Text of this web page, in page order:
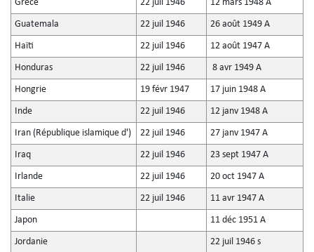
Grèce 22 juil 1946 12 mars 1948 A
Guatemala 22 juil 1946 26 août 1949 A
Haïti 22 juil 1946 12 août 1947 A
Honduras 22 juil 1946 8 avr 1949 A
Hongrie 19 févr 1947 17 juin 1948 A
Inde 22 juil 1946 12 janv 1948 A
Iran (République islamique d') 22 juil 1946 27 janv 1947 A
Iraq 22 juil 1946 23 sept 1947 A
Irlande 22 juil 1946 20 oct 1947 A
Italie 22 juil 1946 11 avr 1947 A
Japon 11 déc 1951 A
Jordanie 22 juil 1946 s